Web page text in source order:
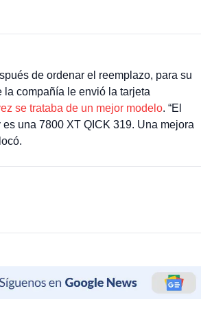
de ordenar el reemplazo, para su
la compañía le envió la tarjeta
se trataba de un mejor modelo. “El
una 7800 XT QICK 319. Una mejora